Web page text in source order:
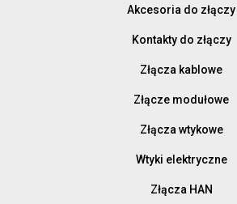
Akcesoria do złączy
Kontakty do złączy
Złącza kablowe
Złącze modułowe
Złącza wtykowe
Wtyki elektryczne
Złącza HAN